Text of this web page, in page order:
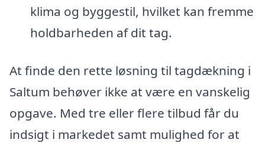
klima og byggestil, hvilket kan fremme
holdbarheden af dit tag.
At finde den rette løsning til tagdækning i
Saltum behøver ikke at være en vanskelig
opgave. Med tre eller flere tilbud får du
indsigt i markedet samt mulighed for at